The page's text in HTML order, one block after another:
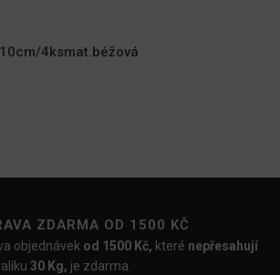
4ksmat.béžová
ZDARMA OD 1500 KČ
objednávek od 1500 Kč, které nepřesahují
30 Kg, je zdarma.